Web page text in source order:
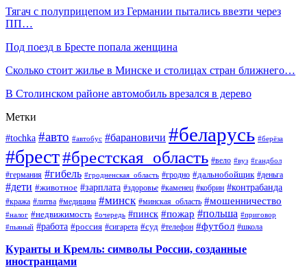
Тягач с полуприцепом из Германии пытались ввезти через
ПП…
Под поезд в Бресте попала женщина
Сколько стоит жилье в Минске и столицах стран ближнего…
В Столинском районе автомобиль врезался в дерево
Метки
#tochka #авто #автобус #барановичи #беларусь #берёза
#брест#брестская_область #вело #вуз #гандбол
#германия #гибель #гродненская_область #гродно #дальнобойщик #деньга
#дети #животное #зарплата #здоровье #каменец #кобрин #контрабанда
#кража #литва #медицина #минск #минская_область #мошенничество
#налог #недвижимость #очередь #пинск #пожар #польша #приговор
#пьяный #работа #россия #сигарета #суд #телефон #футбол #школа
Куранты и Кремль: символы России, созданные
иностранцами